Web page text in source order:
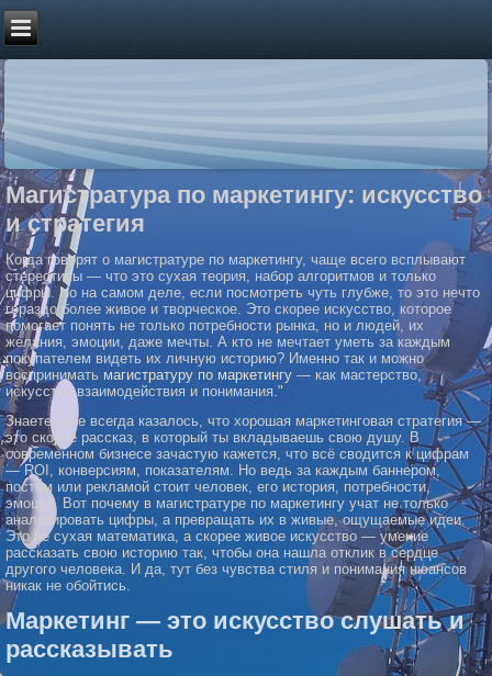
Магистратура по маркетингу: искусство
и стратегия
Когда говорят о магистратуре по маркетингу, чаще всего всплывают
стереотипы — что это сухая теория, набор алгоритмов и только
цифры. Но на самом деле, если посмотреть чуть глубже, то это нечто
гораздо более живое и творческое. Это скорее искусство, которое
помогает понять не только потребности рынка, но и людей, их
желания, эмоции, даже мечты. А кто не мечтает уметь за каждым
покупателем видеть их личную историю? Именно так и можно
воспринимать магистратуру по маркетингу — как мастерство,
искусство взаимодействия и понимания."
Знаете, мне всегда казалось, что хорошая маркетинговая стратегия —
это скорее рассказ, в который ты вкладываешь свою душу. В
современном бизнесе зачастую кажется, что всё сводится к цифрам
— ROI, конверсиям, показателям. Но ведь за каждым баннером,
постом или рекламой стоит человек, его история, потребности,
эмоции. Вот почему в магистратуре по маркетингу учат не только
анализировать цифры, а превращать их в живые, ощущаемые идеи.
Это не сухая математика, а скорее живое искусство — умение
рассказать свою историю так, чтобы она нашла отклик в сердце
другого человека. И да, тут без чувства стиля и понимания нюансов
никак не обойтись.
Маркетинг — это искусство слушать и
рассказывать